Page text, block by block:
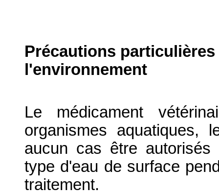
Précautions
l'environnement
Le médicament
organismes aquatiques,
aucun cas être
type d'eau de surface
traitement.